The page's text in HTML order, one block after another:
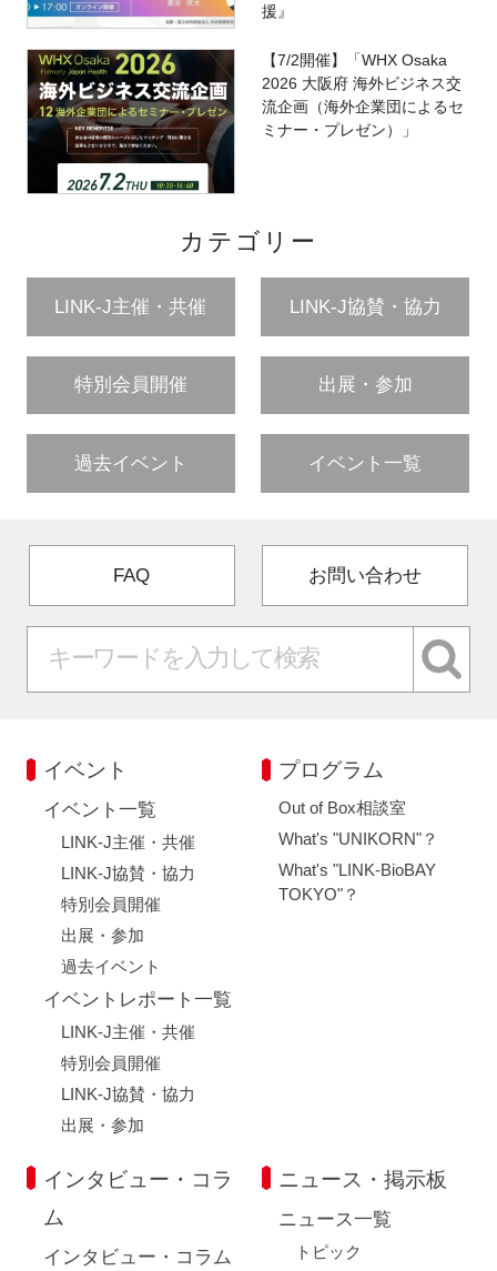
援』
【7/2開催】「WHX Osaka
2026 大阪府 海外ビジネス交
流企画（海外企業団によるセ
ミナー・プレゼン）」
カテゴリー
LINK-J主催・共催 LINK-J協賛・協力
特別会員開催 出展・参加
過去イベント イベント一覧
FAQ お問い合わせ
イベント
イベント一覧
LINK-J主催・共催
LINK-J協賛・協力
特別会員開催
出展・参加
過去イベント
イベントレポート一覧
LINK-J主催・共催
特別会員開催
LINK-J協賛・協力
出展・参加
プログラム
Out of Box相談室
What's "UNIKORN"？
What's "LINK-BioBAY
TOKYO"？
インタビュー・コラ
ム
インタビュー・コラム
ニュース・掲示板
ニュース一覧
トピック